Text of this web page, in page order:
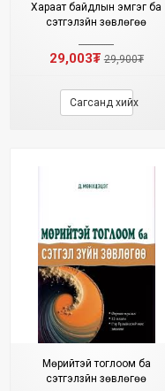
Хараат байдлын эмгэг ба
сэтгэлзүйн зөвлөгөө
29,003₮29,900₮
Сагсанд хийх
Мөрийтэй тоглоом ба
сэтгэлзүйн зөвлөгөө